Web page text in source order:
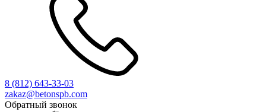
8 (812) 643-33-03
zakaz@betonspb.com
Обратный звонок